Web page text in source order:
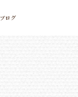
ブログ